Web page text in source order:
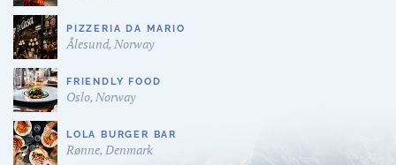
PIZZERIA DA MARIO
Ålesund, Norway
FRIENDLY FOOD
Oslo, Norway
LOLA BURGER BAR
Rønne, Denmark